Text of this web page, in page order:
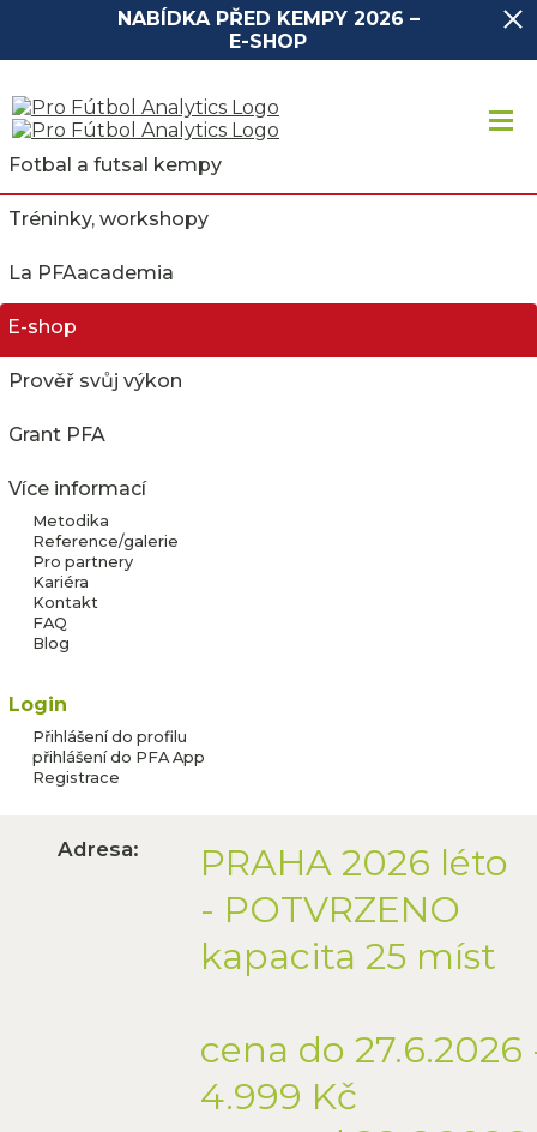
NABÍDKA PŘED KEMPY 2026 –
E-SHOP
Fotbal a futsal kempy
Tréninky, workshopy
La PFAacademia
E-shop
Prověř svůj výkon
Grant PFA
Více informací
Metodika
Reference/galerie
Pro partnery
Kariéra
Kontakt
FAQ
Blog
Login
Přihlášení do profilu
přihlášení do PFA App
Registrace
PŘÍMĚSTSKÝ PRAHA
ČERVENEC - Španělský
Adresa:
PRAHA 2026 léto
- POTVRZENO
kapacita 25 míst
cena do 27.6.2026
4.999 Kč